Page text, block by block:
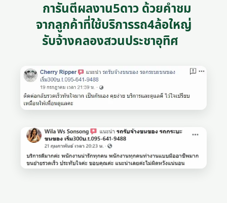
การันตีผลงาน5ดาว ด้วยคำชม
จากลูกค้าที่ใช้บริการรถ4ล้อใหญ่
รับจ้างคลองสวนประชาอุทิศ